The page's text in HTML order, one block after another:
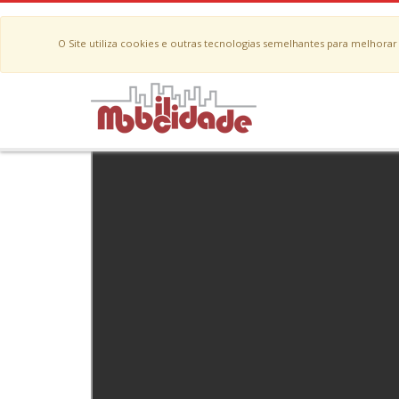
O Site utiliza cookies e outras tecnologias semelhantes para